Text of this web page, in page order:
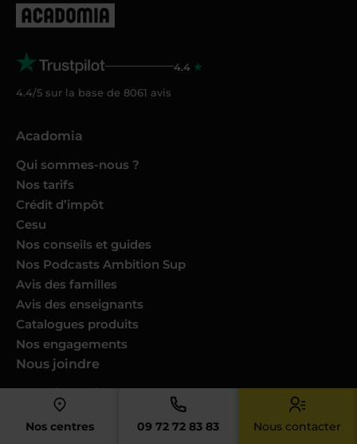
Nos centres 09 72 72 83 83 Nous contacter
4.4
4.4/5 sur la base de 8061 avis
Acadomia
Qui sommes-nous ?
Nos tarifs
Crédit d’impôt
Cesu
Nos conseils et guides
Nos Podcasts Ambition Sup
Avis des familles
Avis des enseignants
Catalogues produits
Nos engagements
Nous joindre
Devenir enseignant
Devenir professeur musique
Trouver un cours dans ma ville